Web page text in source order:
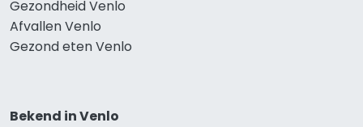
Gezondheid Venlo
Afvallen Venlo
Gezond eten Venlo
Bekend in Venlo